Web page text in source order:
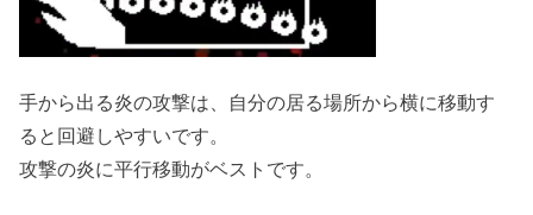
手から出る炎の攻撃は、自分の居る場所から横に移動す
ると回避しやすいです。
攻撃の炎に平行移動がベストです。